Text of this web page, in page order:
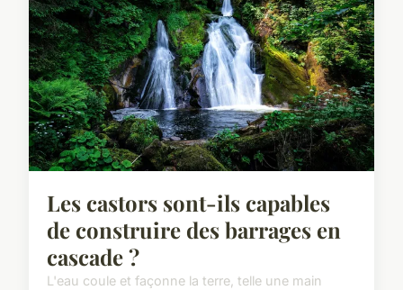
Les castors sont-ils capables
de construire des barrages en
cascade ?
L'eau coule et façonne la terre, telle une main